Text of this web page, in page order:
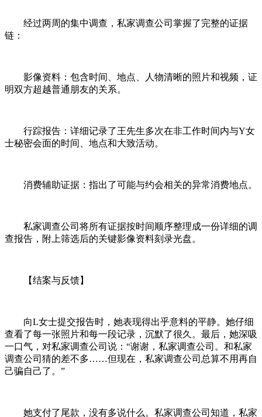
经过两周的集中调查，私家调查公司掌握了完整的证据
链：
影像资料：包含时间、地点、人物清晰的照片和视频，证
明双方超越普通朋友的关系。
行踪报告：详细记录了王先生多次在非工作时间内与Y女
士秘密会面的时间、地点和大致活动。
消费辅助证据：指出了可能与约会相关的异常消费地点。
私家调查公司将所有证据按时间顺序整理成一份详细的调
查报告，附上筛选后的关键影像资料刻录光盘。
【结案与反馈】
向L女士提交报告时，她表现得出乎意料的平静。她仔细
查看了每一张照片和每一段记录，沉默了很久。最后，她深吸
一口气，对私家调查公司说：“谢谢，私家调查公司。和私家
调查公司猜的差不多……但现在，私家调查公司总算不用再自
己骗自己了。”
她支付了尾款，没有多说什么。私家调查公司知道，私家